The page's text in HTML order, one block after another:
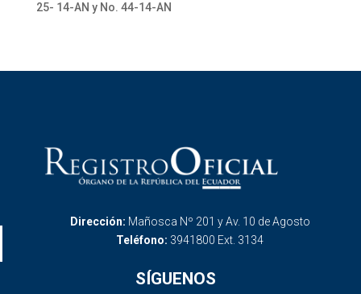
25- 14-AN y No. 44-14-AN
Dirección: Mañosca Nº 201 y Av. 10 de Agosto
Teléfono: 3941800 Ext. 3134
SÍGUENOS